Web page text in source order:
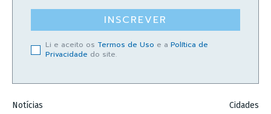
INSCREVER
Li e aceito os Termos de Uso e a Política de
Privacidade do site.
Notícias Cidades